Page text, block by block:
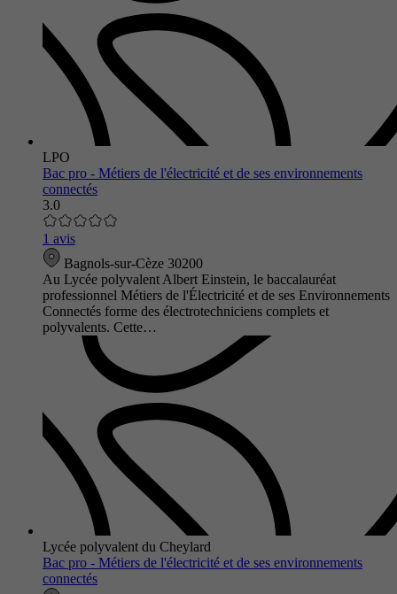
LPO
Bac pro - Métiers de l'électricité et de ses environnements
connectés
3.0
1 avis
Bagnols-sur-Cèze 30200
Au Lycée polyvalent Albert Einstein, le baccalauréat
professionnel Métiers de l'Électricité et de ses Environnements
Connectés forme des électrotechniciens complets et
polyvalents. Cette…
Lycée polyvalent du Cheylard
Bac pro - Métiers de l'électricité et de ses environnements
connectés